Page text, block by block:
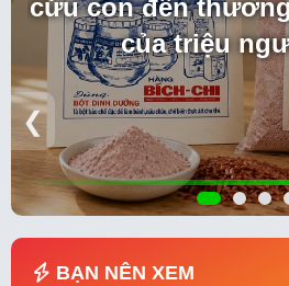
cứu con đến
của triệu
❮
BẠN NÊN XEM